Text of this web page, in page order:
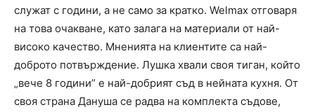
служат с години, а не само за кратко. Welmax отговаря
на това очакване, като залага на материали от най-
високо качество. Мненията на клиентите са най-
доброто потвърждение. Лушка хвали своя тиган, който
„вече 8 години” е най-добрият съд в нейната кухня. От
своя страна Дануша се радва на комплекта съдове,